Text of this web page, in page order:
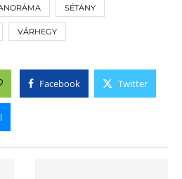
SÉTÁNY
VÁRHEGY
Facebook Twitter